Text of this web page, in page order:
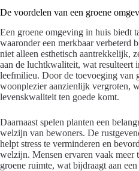
De voordelen van een groene
Een groene omgeving in huis biedt
waaronder een merkbaar verbeterd
niet alleen esthetisch aantrekkelijk,
aan de luchtkwaliteit, wat resulteert
leefmilieu. Door de toevoeging van
woonplezier aanzienlijk vergroten,
levenskwaliteit ten goede komt.
Daarnaast spelen planten een
welzijn van bewoners. De
helpt stress te verminderen en
welzijn. Mensen ervaren vaak meer
groene ruimte, wat bijdraagt aan